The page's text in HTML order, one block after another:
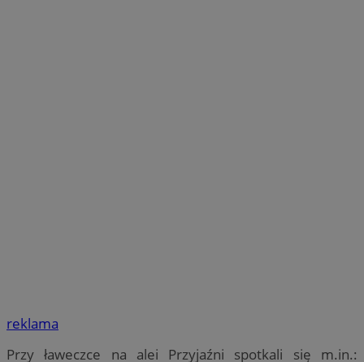
reklama
Przy ławeczce na alei Przyjaźni spotkali się m.in.: